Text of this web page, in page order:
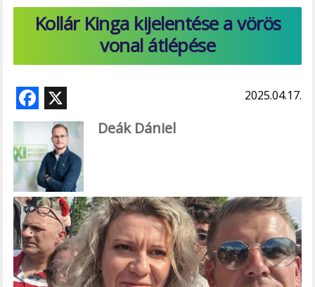
Kollár Kinga kijelentése a vörös
vonal átlépése
F
ac
e
b
o
o
k
2025.04.17.
Deák Dániel